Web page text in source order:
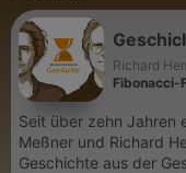
Richard
Fibonacci-
Seit über zehn Jahren
Meßner und Richard
Geschichte aus der